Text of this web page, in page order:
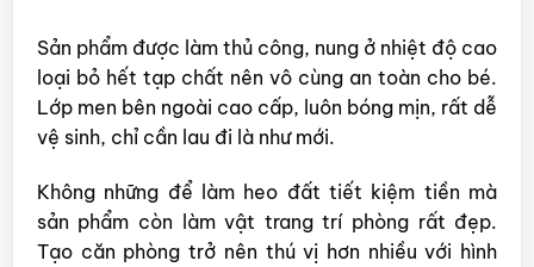
Sản phẩm được làm thủ công, nung ở nhiệt độ cao
loại bỏ hết tạp chất nên vô cùng an toàn cho bé.
Lớp men bên ngoài cao cấp, luôn bóng mịn, rất dễ
vệ sinh, chỉ cần lau đi là như mới.
Không những để làm heo đất tiết kiệm tiền mà
sản phẩm còn làm vật trang trí phòng rất đẹp.
Tạo căn phòng trở nên thú vị hơn nhiều với hình